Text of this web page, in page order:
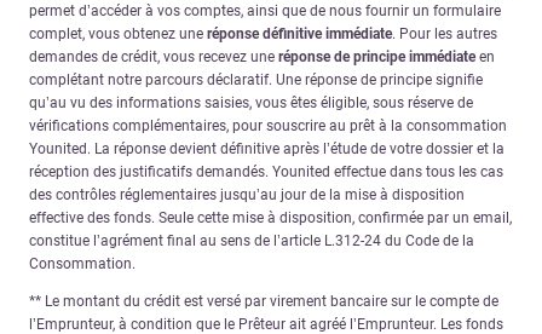
permet d’accéder à vos comptes, ainsi que de nous fournir un formulaire
complet, vous obtenez une réponse définitive immédiate. Pour les autres
demandes de crédit, vous recevez une réponse de principe immédiateen
complétant notre parcours déclaratif. Une réponse de principe signifie
qu’au vu des informations saisies, vous êtes éligible, sous réserve de
vérifications complémentaires, pour souscrire au prêt à la consommation
Younited. La réponse devient définitive après l’étude de votre dossier et la
réception des justificatifs demandés. Younited effectue dans tous les cas
des contrôles réglementaires jusqu’au jour de la mise à disposition
effective des fonds. Seule cette mise à disposition, confirmée par un email,
constitue l’agrément final au sens de l’article L.312-24 du Code de la
Consommation.
** Le montant du crédit est versé par virement bancaire sur le compte de
l’Emprunteur, à condition que le Prêteur ait agréé l’Emprunteur. Les fonds